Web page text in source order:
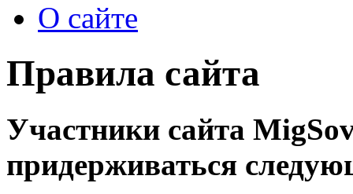
О сайте
Правила сайта
Участники сайта
придерживаться